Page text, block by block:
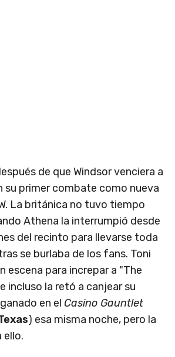
de que Windsor venciera a
su primer combate como nueva
La británica no tuvo tiempo
Athena la interrumpió desde
del recinto para llevarse toda
se burlaba de los fans. Toni
escena para increpar a "The
incluso la retó a canjear su
en el Casino Gauntlet
) esa misma noche, pero la
ello.